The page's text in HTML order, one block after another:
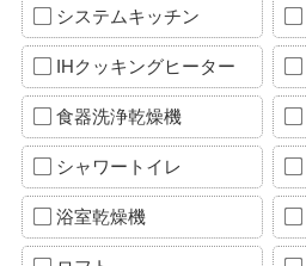
システムキッチン
IHクッキングヒーター
食器洗浄乾燥機
シャワートイレ
浴室乾燥機